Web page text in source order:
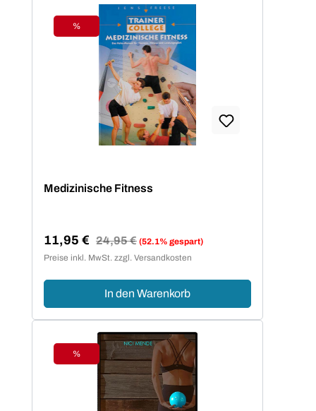
Rabatt
%
Medizinische Fitness
Verkaufspreis:
11,95 € Regulärer Preis:
24,95 € (52.1% gespart)
Preise inkl. MwSt. zzgl. Versandkosten
In den Warenkorb
Rabatt
%